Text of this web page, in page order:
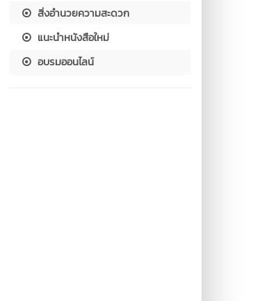
สิ่งอำนวยความสะดวก
แนะนำหนังสือใหม่
อบรมออนไลน์